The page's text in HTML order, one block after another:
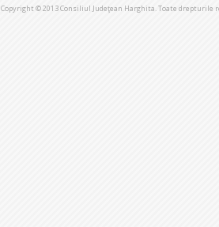
Copyright © 2013 Consiliul Judeţean Harghita. Toate drepturile